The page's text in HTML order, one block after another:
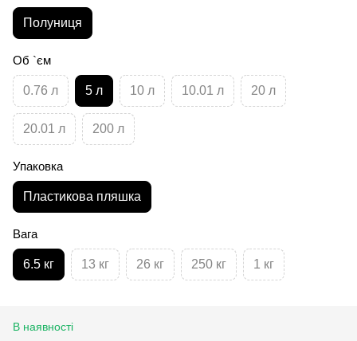
Полуниця
Об `єм
0.76 л 5 л 10 л 10.01 л 20 л
20.01 л 200 л
Упаковка
Пластикова пляшка
Вага
6.5 кг 13 кг 26 кг 250 кг 1 кг
В наявності